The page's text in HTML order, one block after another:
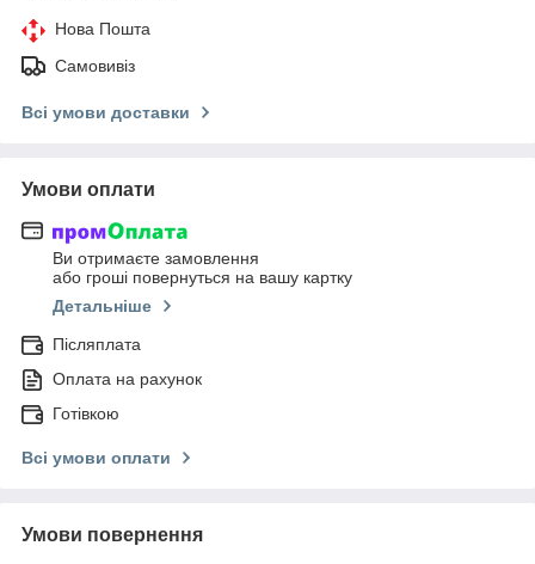
Нова Пошта
Самовивіз
Всі умови доставки
Умови оплати
Ви отримаєте замовлення
або гроші повернуться на вашу картку
Детальніше
Післяплата
Оплата на рахунок
Готівкою
Всі умови оплати
Умови повернення